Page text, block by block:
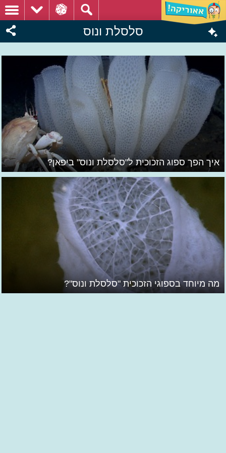
סלסלת ונוס
איך הפך ספוג הזכוכית ל"סלסלת ונוס" ביפאן?
מה מיוחד בספוגי הזכוכית "סלסלת ונוס"?